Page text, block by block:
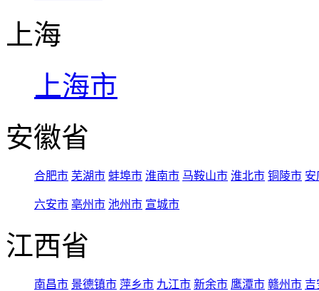
上海
上海市
安徽省
合肥市 芜湖市 蚌埠市 淮南市 马鞍山市 淮北市 铜陵市 安
六安市 亳州市 池州市 宣城市
江西省
南昌市 景德镇市 萍乡市 九江市 新余市 鹰潭市 赣州市 吉